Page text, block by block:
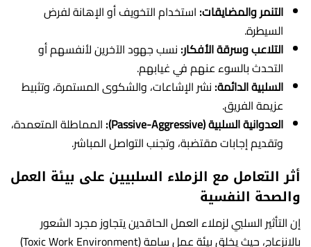
التنمر والمضايقات: استخدام التخويف أو الإهانة لفرض
السيطرة.
التلاعب وسرقة الأفكار: نسب جهود الآخرين لأنفسهم أو
التحدث بالسوء عنهم في غيابهم.
السلبية الدائمة: نشر الإشاعات، والشكوى المستمرة، وتثبيط
عزيمة الفريق.
العدوانية السلبية (Passive-Aggressive):
المماطلة المتعمدة،
وتقديم إجابات مقتضبة، وتجنب التواصل المباشر.
أثر التعامل مع الزملاء السلبيين على بيئة العمل
والصحة النفسية
إن التأثير السلبي لزملاء العمل الحاقدين يتجاوز مجرد الشعور
بالانزعاج، حيث يخلق بيئة عمل سامة (Toxic Work Environment)